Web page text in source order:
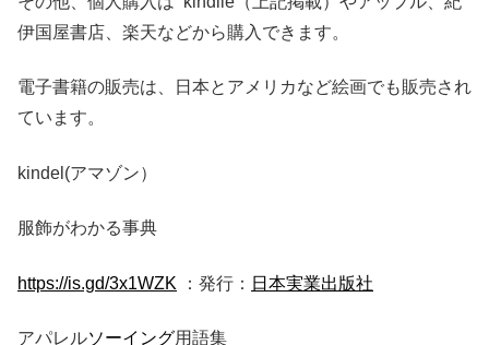
伊国屋書店、楽天などから購入できます。
電子書籍の販売は、日本とアメリカなど絵画でも販売され
ています。
kindel(アマゾン）
服飾がわかる事典
https://is.gd/3x1WZK ：発行： 日本実業出版社
アパレルソーイング用語集